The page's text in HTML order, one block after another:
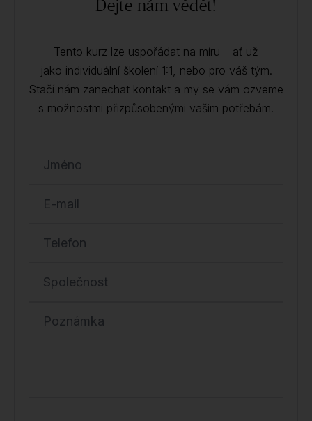
Dejte nám vědět!
Tento kurz lze uspořádat na míru – ať už
jako individuální školení 1:1, nebo pro váš tým.
Stačí nám zanechat kontakt a my se vám ozveme
s možnostmi přizpůsobenými vašim potřebám.
Jméno
E-mail
Telefon
Společnost
Poznámka